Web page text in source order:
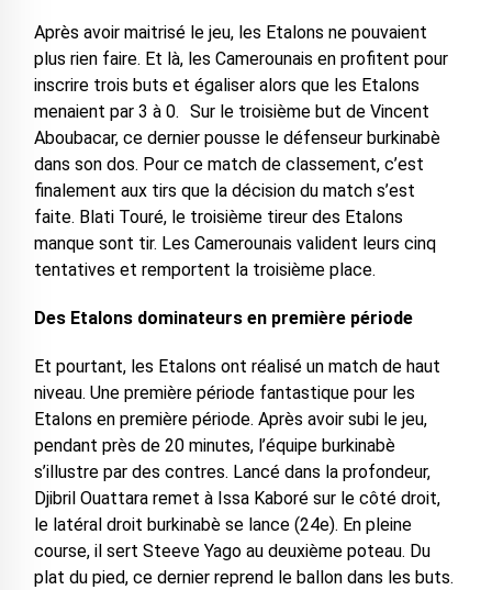
Après avoir maitrisé le jeu, les Etalons ne pouvaient
plus rien faire. Et là, les Camerounais en profitent pour
inscrire trois buts et égaliser alors que les Etalons
menaient par 3 à 0. Sur le troisième but de Vincent
Aboubacar, ce dernier pousse le défenseur burkinabè
dans son dos. Pour ce match de classement, c’est
finalement aux tirs que la décision du match s’est
faite. Blati Touré, le troisième tireur des Etalons
manque sont tir. Les Camerounais valident leurs cinq
tentatives et remportent la troisième place.
Des Etalons dominateurs en première période
Et pourtant, les Etalons ont réalisé un match de haut
niveau. Une première période fantastique pour les
Etalons en première période. Après avoir subi le jeu,
pendant près de 20 minutes, l’équipe burkinabè
s’illustre par des contres. Lancé dans la profondeur,
Djibril Ouattara remet à Issa Kaboré sur le côté droit,
le latéral droit burkinabè se lance (24e). En pleine
course, il sert Steeve Yago au deuxième poteau. Du
plat du pied, ce dernier reprend le ballon dans les buts.